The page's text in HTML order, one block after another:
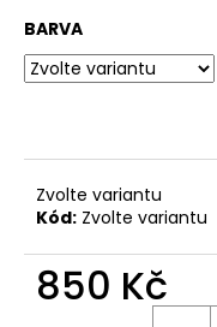
BARVA
Zvolte variantu
Kód: Zvolte variantu
850 Kč
p
o
r
u
m